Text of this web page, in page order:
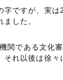
ですが、実
した。
関である文化
それ以後は徐